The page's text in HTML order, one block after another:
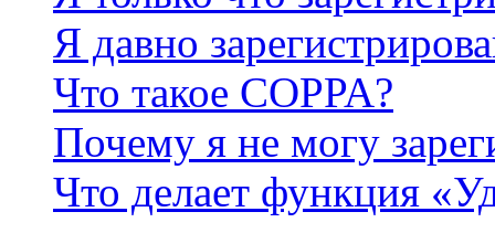
Я давно
Что такое COPPA?
Почему я не могу
Что делает функция